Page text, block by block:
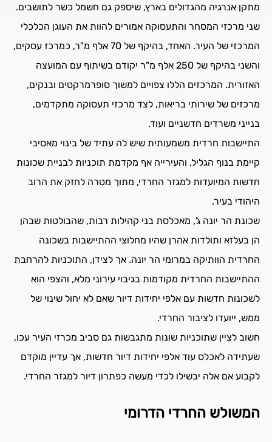
מתקן אנרגיה מהגדולים בארץ, שיספק גם חשמל כשר לתושבים.
שני מרכזי המסחר והתעסוקה אמורים להוות את העוגן הכלכלי
המרכזי של העיר. האחד, בהיקף של 70 אלף מ"ר, כמרכז עסקים,
והשני בהיקף של 250 אלף מ"ר יקודם בשיתוף עם המועצה
האזורית. המרכזים הללו צפויים למשוך סופרמרקטים ובנקים,
מרכזים של שירותי בריאות, לצד מרכזי תעסוקה מתקדמים,
בנייני משרדים חדשניים ועוד.
התיישבות חרדית משמעותית שיש לה עתיד של בינוי מאסיבי
קיימת בנוף הגליל, והעירייה אף מקדמת תוכניות לבניית שכונות
חדשות המיועדות למגזר החרדי, מתוך מטרה לחזק את הרוב
היהודי בעיר.
שכונת הר יונה ג', מאכלסת בני קהילות רבות, שהבולטות שבהן
הן בעלזא ותולדות אהרן שהיו מחלוצי ההתיישבות בשכונה
החרדית הוותיקה במרומי הר יונה. אך לצידן, התוכניות להרחבת
ההתיישבות החרדית מקודמות בגיבוי עירוני מלא, והצפי הוא
לשכונות חדשות עם אלפי יחידות דיור שאם לא יחול שינוי של
ממש, ייועדו לציבור החרדי.
חשוב לציין שתוכניות שונות מתגבשות גם סביב מכרזי העיר עכו,
שעתידה לאכלס עוד אלפי יחידות דיור חדשות, אך עדיין מוקדם
לקבוע אם אלה יבשילו לכדי מעשה כפתרון דיור למגזר החרדי.
המשולש החרדי הדרומי